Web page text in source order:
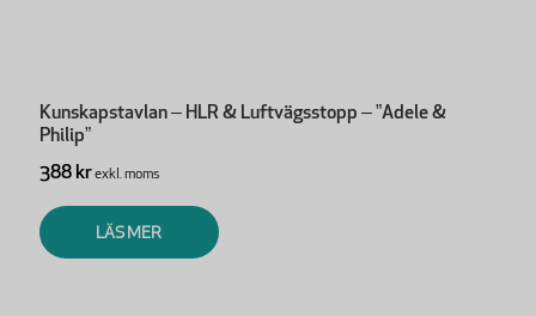
Kunskapstavlan – HLR & Luftvägsstopp – ”Adele &
Philip”
388 krexkl. moms
LÄS MER